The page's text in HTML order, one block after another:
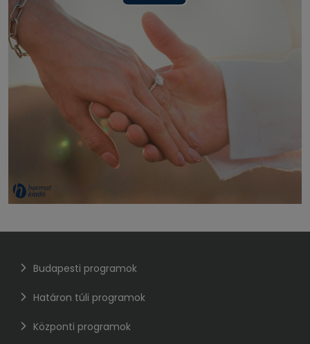
Budapesti programok
Határon túli programok
Központi programok